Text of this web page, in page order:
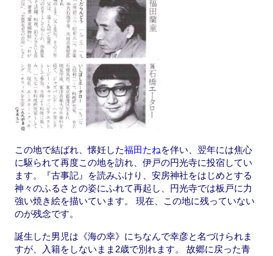
この地で結ばれ、懐妊した福田たねを伴い、翌年には焦心
に駆られて再度この地を訪れ、伊戸の円光寺に投宿してい
ます。『古事記』を読みふけり、安房神社をはじめとする
神々のふるさとの姿にふれて再起し、円光寺では板戸に力
強い焼き絵を描いています。 現在、この地に残っていない
のが残念です。
誕生した男児は《海の幸》にちなんで幸彦と名づけられま
すが、入籍をしないまま2歳で別れます。 故郷に戻った青